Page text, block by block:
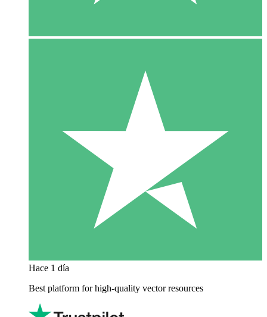
Hace 1 día
Best platform for high-quality vector resources